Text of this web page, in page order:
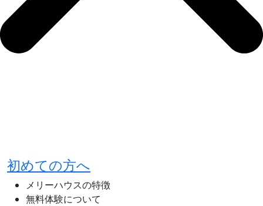
初めての方へ
メリーハウスの特徴
無料体験について